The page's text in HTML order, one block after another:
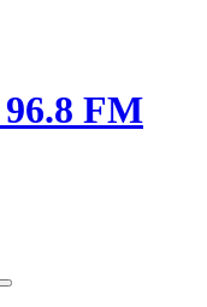
FM